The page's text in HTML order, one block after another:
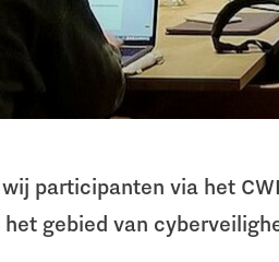
participanten via het
gebied van